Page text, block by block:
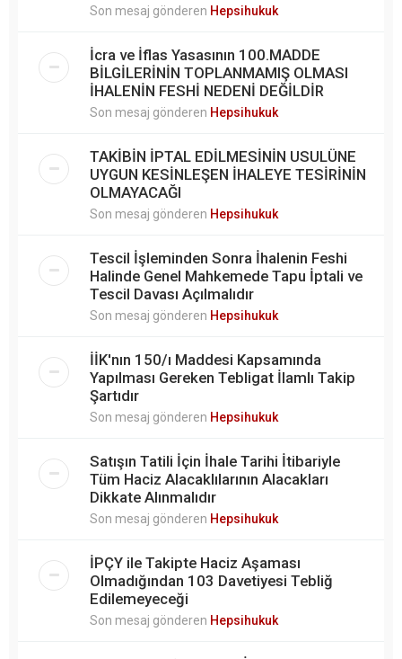
Son mesaj gönderen Hepsihukuk
İcra ve İflas Yasasının 100.MADDE
BİLGİLERİNİN TOPLANMAMIŞ OLMASI
İHALENİN FESHİ NEDENİ DEĞİLDİR
Son mesaj gönderen Hepsihukuk
TAKİBİN İPTAL EDİLMESİNİN USULÜNE
UYGUN KESİNLEŞEN İHALEYE TESİRİNİN
OLMAYACAĞI
Son mesaj gönderen Hepsihukuk
Tescil İşleminden Sonra İhalenin Feshi
Halinde Genel Mahkemede Tapu İptali ve
Tescil Davası Açılmalıdır
Son mesaj gönderen Hepsihukuk
İİK'nın 150/ı Maddesi Kapsamında
Yapılması Gereken Tebligat İlamlı Takip
Şartıdır
Son mesaj gönderen Hepsihukuk
Satışın Tatili İçin İhale Tarihi İtibariyle
Tüm Haciz Alacaklılarının Alacakları
Dikkate Alınmalıdır
Son mesaj gönderen Hepsihukuk
İPÇY ile Takipte Haciz Aşaması
Olmadığından 103 Davetiyesi Tebliğ
Edilemeyeceği
Son mesaj gönderen Hepsihukuk